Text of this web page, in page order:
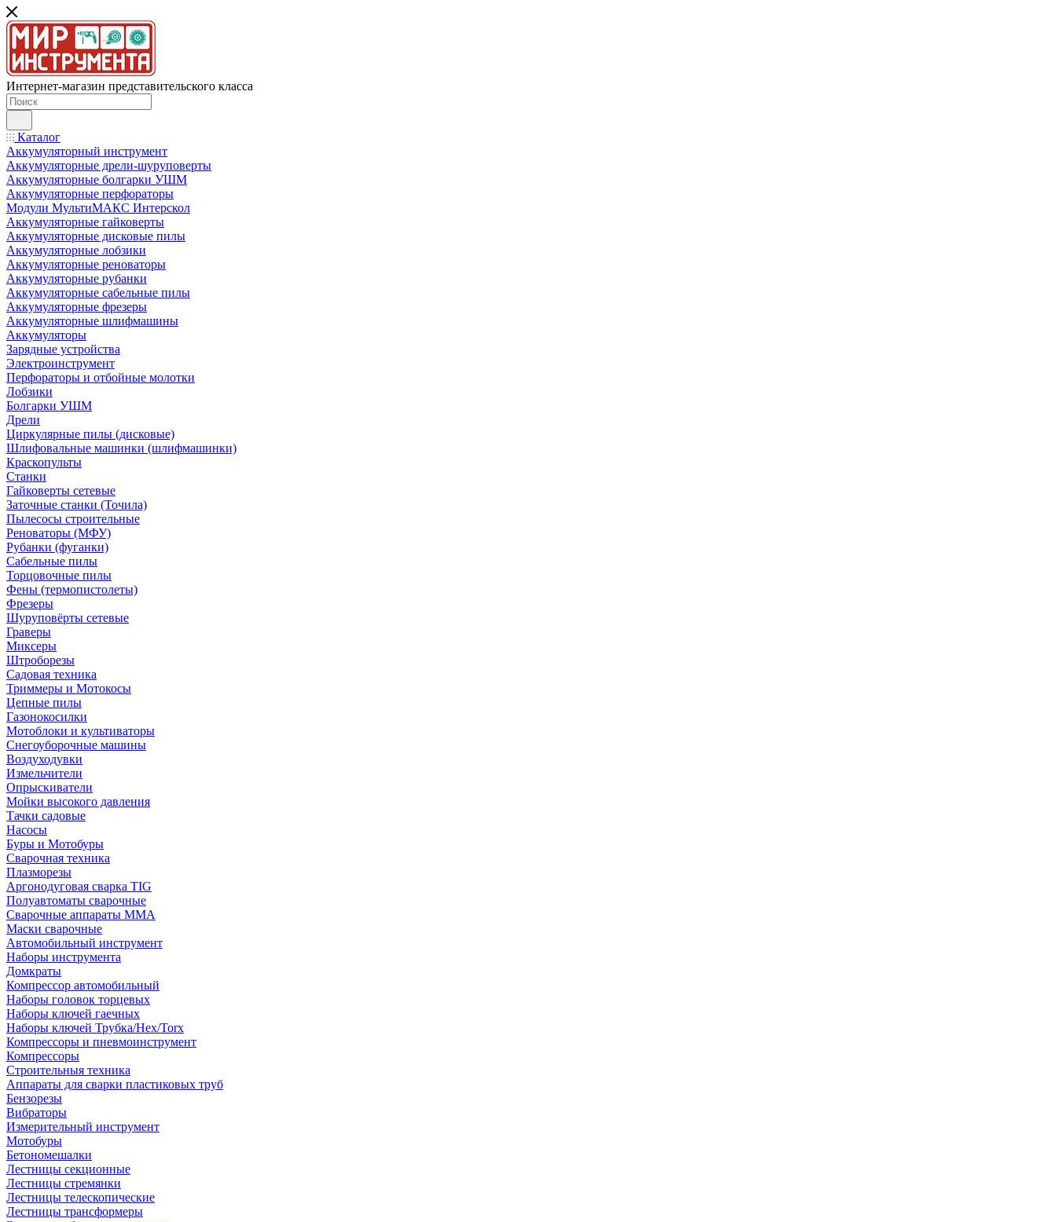
Интернет-магазин представительского класса
Каталог
Аккумуляторный инструмент
Аккумуляторные дрели-шуруповерты
Аккумуляторные болгарки УШМ
Аккумуляторные перфораторы
Модули МультиМАКС Интерскол
Аккумуляторные гайковерты
Аккумуляторные дисковые пилы
Аккумуляторные лобзики
Аккумуляторные реноваторы
Аккумуляторные рубанки
Аккумуляторные сабельные пилы
Аккумуляторные фрезеры
Аккумуляторные шлифмашины
Аккумуляторы
Зарядные устройства
Электроинструмент
Перфораторы и отбойные молотки
Лобзики
Болгарки УШМ
Дрели
Циркулярные пилы (дисковые)
Шлифовальные машинки (шлифмашинки)
Краскопульты
Станки
Гайковерты сетевые
Заточные станки (Точила)
Пылесосы строительные
Реноваторы (МФУ)
Рубанки (фуганки)
Сабельные пилы
Торцовочные пилы
Фены (термопистолеты)
Фрезеры
Шуруповёрты сетевые
Граверы
Миксеры
Штроборезы
Садовая техника
Триммеры и Мотокосы
Цепные пилы
Газонокосилки
Мотоблоки и культиваторы
Снегоуборочные машины
Воздуходувки
Измельчители
Опрыскиватели
Мойки высокого давления
Тачки садовые
Насосы
Буры и Мотобуры
Сварочная техника
Плазморезы
Аргонодуговая сварка TIG
Полуавтоматы сварочные
Сварочные аппараты ММА
Маски сварочные
Автомобильный инструмент
Наборы инструмента
Домкраты
Компрессор автомобильный
Наборы головок торцевых
Наборы ключей гаечных
Наборы ключей Трубка/Hex/Torx
Компрессоры и пневмоинструмент
Компрессоры
Строительныя техника
Аппараты для сварки пластиковых труб
Бензорезы
Вибраторы
Измерительный инструмент
Мотобуры
Бетономешалки
Лестницы секционные
Лестницы стремянки
Лестницы телескопические
Лестницы трансформеры